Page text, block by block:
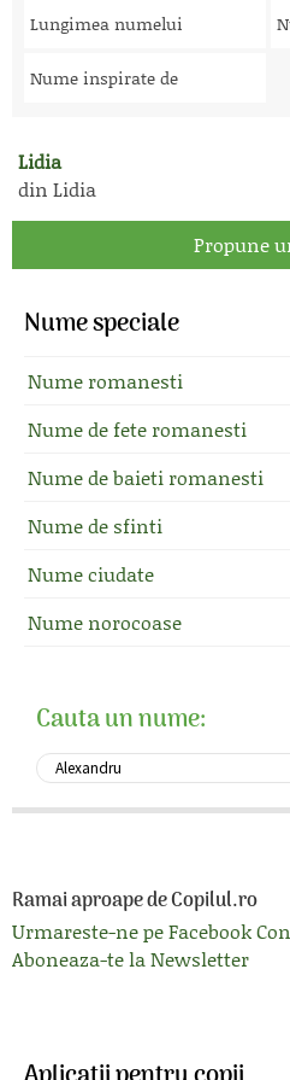
Lungimea numelui
Nume inspirate de
Lidia
din Lidia
Propune
Nume speciale
Nume romanesti
Nume de fete romanesti
Nume de baieti romanesti
Nume de sfinti
Nume ciudate
Nume norocoase
Cauta un nume:
Ramai aproape de Copilul.ro
Urmareste-ne pe Facebook
Aboneaza-te la Newsletter